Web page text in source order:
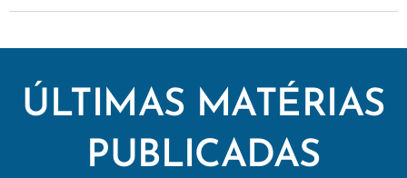
ÚLTIMAS MATÉRIAS
PUBLICADAS